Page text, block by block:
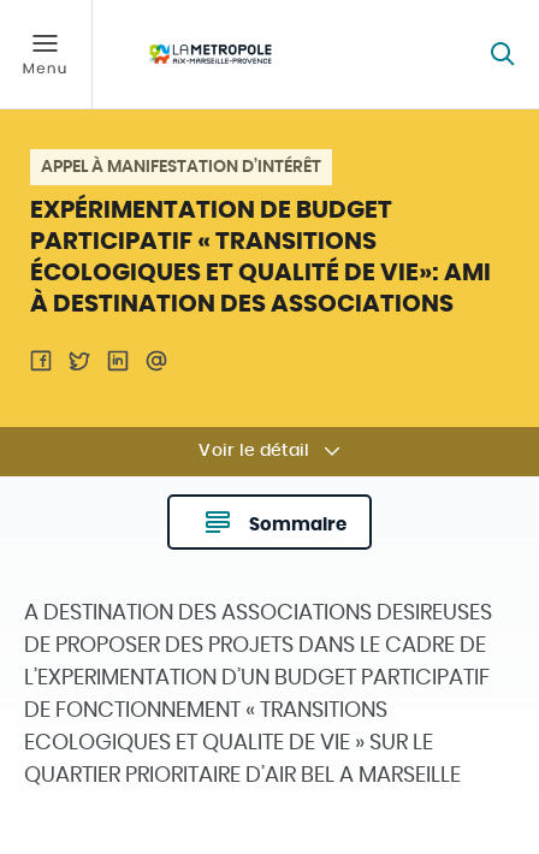
APPEL À MANIFESTATION D’INTÉRÊT
EXPÉRIMENTATION DE BUDGET
PARTICIPATIF « TRANSITIONS
ÉCOLOGIQUES ET QUALITÉ DE VIE»: AMI
À DESTINATION DES ASSOCIATIONS
Voir le détail
Sommaire
A DESTINATION DES ASSOCIATIONS DESIREUSES
DE PROPOSER DES PROJETS DANS LE CADRE DE
L’EXPERIMENTATION D’UN BUDGET PARTICIPATIF
DE FONCTIONNEMENT « TRANSITIONS
ECOLOGIQUES ET QUALITE DE VIE » SUR LE
QUARTIER PRIORITAIRE D’AIR BEL A MARSEILLE